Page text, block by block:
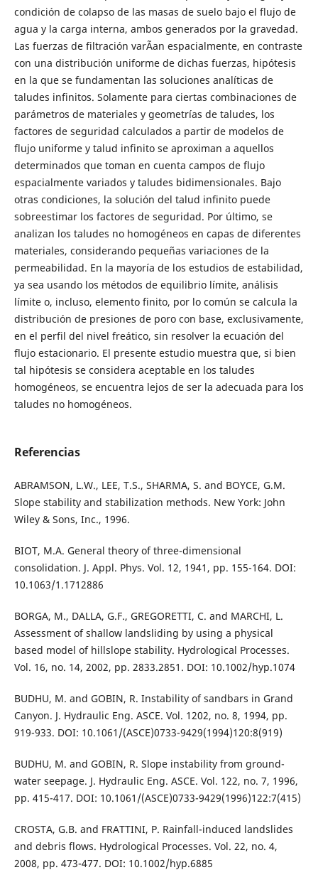
condición de colapso de las masas de suelo bajo el flujo de
agua y la carga interna, ambos generados por la gravedad.
Las fuerzas de filtración varÃ­an espacialmente, en contraste
con una distribución uniforme de dichas fuerzas, hipótesis
en la que se fundamentan las soluciones analíticas de
taludes infinitos. Solamente para ciertas combinaciones de
parámetros de materiales y geometrías de taludes, los
factores de seguridad calculados a partir de modelos de
flujo uniforme y talud infinito se aproximan a aquellos
determinados que toman en cuenta campos de flujo
espacialmente variados y taludes bidimensionales. Bajo
otras condiciones, la solución del talud infinito puede
sobreestimar los factores de seguridad. Por último, se
analizan los taludes no homogéneos en capas de diferentes
materiales, considerando pequeñas variaciones de la
permeabilidad. En la mayoría de los estudios de estabilidad,
ya sea usando los métodos de equilibrio límite, análisis
límite o, incluso, elemento finito, por lo común se calcula la
distribución de presiones de poro con base, exclusivamente,
en el perfil del nivel freático, sin resolver la ecuación del
flujo estacionario. El presente estudio muestra que, si bien
tal hipótesis se considera aceptable en los taludes
homogéneos, se encuentra lejos de ser la adecuada para los
taludes no homogéneos.
Referencias
ABRAMSON, L.W., LEE, T.S., SHARMA, S. and BOYCE, G.M.
Slope stability and stabilization methods. New York: John
Wiley & Sons, Inc., 1996.
BIOT, M.A. General theory of three-dimensional
consolidation. J. Appl. Phys. Vol. 12, 1941, pp. 155-164. DOI:
10.1063/1.1712886
BORGA, M., DALLA, G.F., GREGORETTI, C. and MARCHI, L.
Assessment of shallow landsliding by using a physical
based model of hillslope stability. Hydrological Processes.
Vol. 16, no. 14, 2002, pp. 2833.2851. DOI: 10.1002/hyp.1074
BUDHU, M. and GOBIN, R. Instability of sandbars in Grand
Canyon. J. Hydraulic Eng. ASCE. Vol. 1202, no. 8, 1994, pp.
919-933. DOI: 10.1061/(ASCE)0733-9429(1994)120:8(919)
BUDHU, M. and GOBIN, R. Slope instability from ground-
water seepage. J. Hydraulic Eng. ASCE. Vol. 122, no. 7, 1996,
pp. 415-417. DOI: 10.1061/(ASCE)0733-9429(1996)122:7(415)
CROSTA, G.B. and FRATTINI, P. Rainfall-induced landslides
and debris flows. Hydrological Processes. Vol. 22, no. 4,
2008, pp. 473-477. DOI: 10.1002/hyp.6885